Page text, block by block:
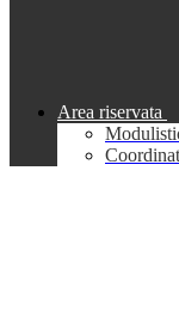
Area riservata